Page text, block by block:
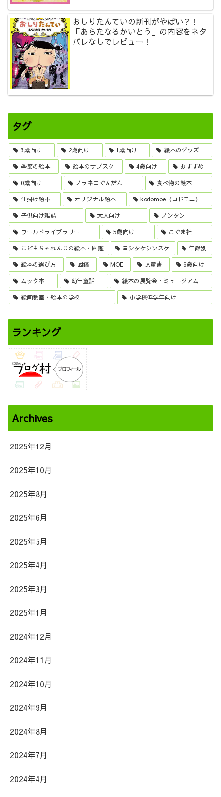
おしりたんていの新刊がやばい？！
「あらたなるかいとう」の内容をネタ
バレなしでレビュー！
タグ
3歳向け 2歳向け 1歳向け 絵本のグッズ
季節の絵本 絵本のサブスク 4歳向け おすすめ
0歳向け ノラネコぐんだん 食べ物の絵本
仕掛け絵本 オリジナル絵本 kodomoe（コドモエ）
子供向け雑誌 大人向け ノンタン
ワールドライブラリー 5歳向け こぐま社
こどもちゃれんじの絵本・図鑑 ヨシタケシンスケ 年齢別
絵本の選び方 図鑑 MOE 児童書 6歳向け
ムック本 幼年童話 絵本の展覧会・ミュージアム
絵画教室・絵本の学校 小学校低学年向け
ランキング
Archives
2025年12月
2025年10月
2025年8月
2025年6月
2025年5月
2025年4月
2025年3月
2025年1月
2024年12月
2024年11月
2024年10月
2024年9月
2024年8月
2024年7月
2024年4月